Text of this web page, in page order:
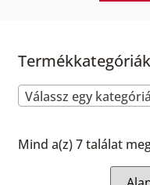
Termékkategóriák
Válassz egy
Mind a(z) 7 találat